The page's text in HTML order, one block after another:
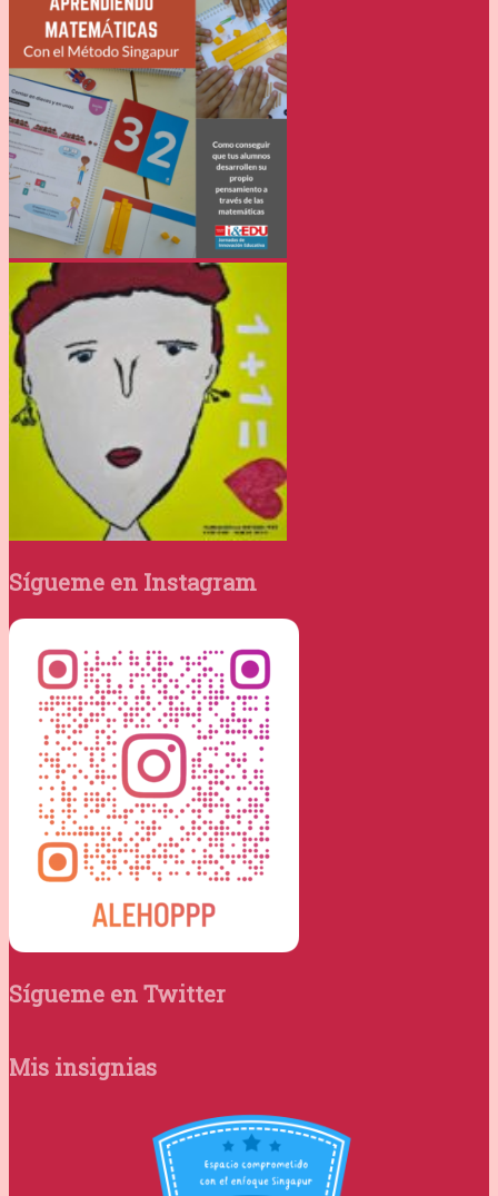
Sígueme en Instagram
Sígueme en Twitter
Mis insignias